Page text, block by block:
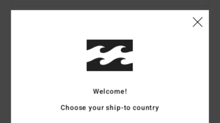
Details & caractéristiques
T-shirt court Marron Femme
Welcome!
Choose your ship-to country